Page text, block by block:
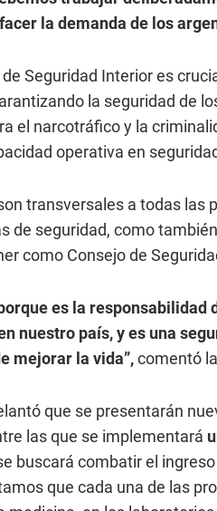
la demanda de los
Seguridad Interior es
la seguridad de
el narcotráfico y la
operativa en
transversales a todas las
de seguridad, como
como Consejo de
es la responsabilidad
nuestro país, y es una
mejorar la vida”,comentó
que se presentarán
las que se implementará
buscará combatir el
que cada una de las